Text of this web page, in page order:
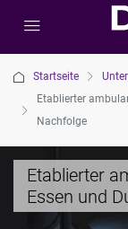
Startseite
Etablierter
Nachfolge
Etablierter
Essen und